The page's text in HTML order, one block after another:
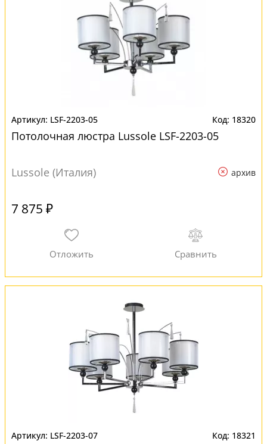
LSF-2203-05 18320
Потолочная люстра Lussole LSF-2203-05
Lussole (Италия) архив
7 875 ₽
LSF-2203-07 18321